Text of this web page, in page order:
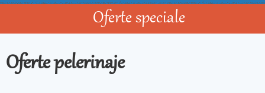
Oferte speciale
Oferte pelerinaje